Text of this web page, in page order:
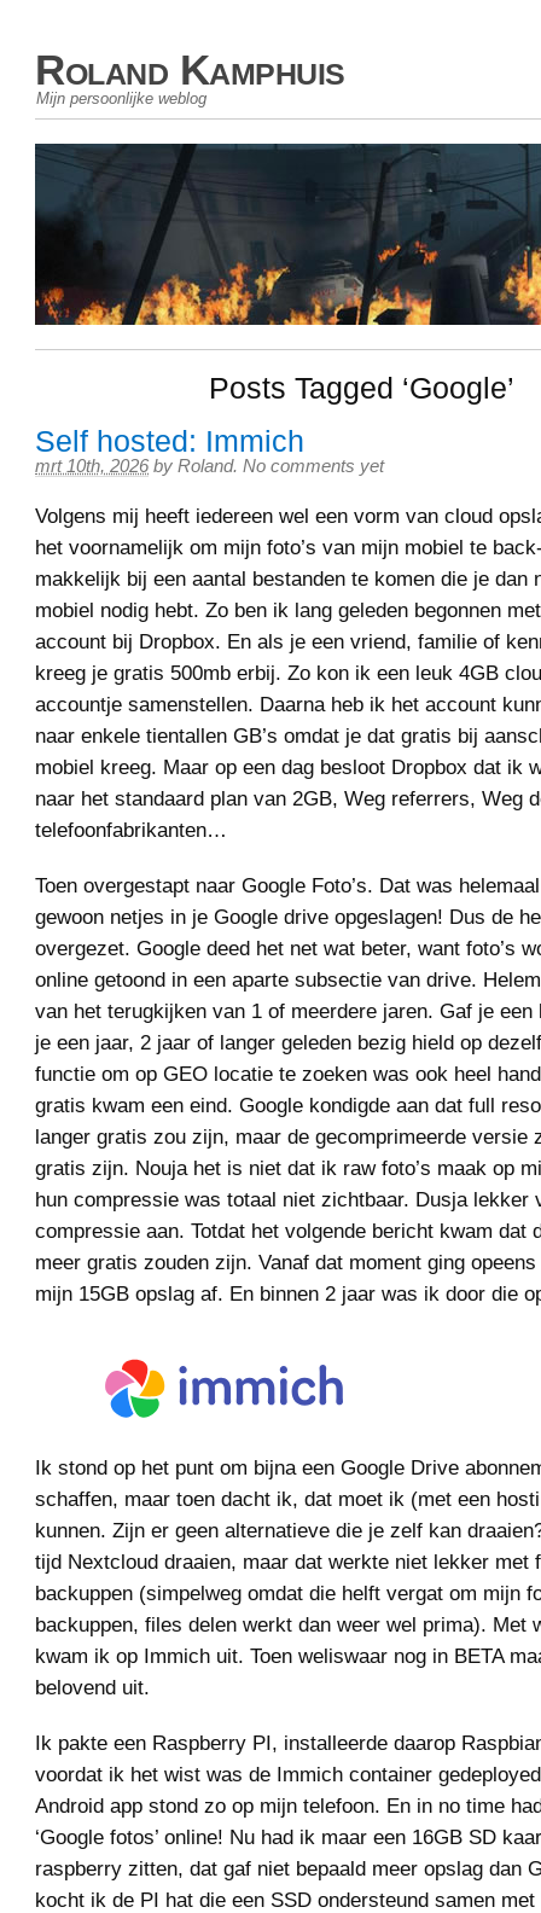
Roland Kamphuis
Mijn persoonlijke weblog
Posts Tagged ‘Google’
Self hosted: Immich
mrt 10th, 2026 by Roland. No comments yet
Volgens mij heeft iedereen wel een vorm van cloud
het voornamelijk om mijn foto’s van mijn mobiel te
makkelijk bij een aantal bestanden te komen die je dan
mobiel nodig hebt. Zo ben ik lang geleden begonnen
account bij Dropbox. En als je een vriend, familie of
kreeg je gratis 500mb erbij. Zo kon ik een leuk 4GB
accountje samenstellen. Daarna heb ik het account
naar enkele tientallen GB’s omdat je dat gratis bij
mobiel kreeg. Maar op een dag besloot Dropbox dat ik
naar het standaard plan van 2GB, Weg referrers, Weg
telefoonfabrikanten…
Toen overgestapt naar Google Foto’s. Dat was
gewoon netjes in je Google drive opgeslagen! Dus de
overgezet. Google deed het net wat beter, want foto’s
online getoond in een aparte subsectie van drive.
van het terugkijken van 1 of meerdere jaren. Gaf je een
je een jaar, 2 jaar of langer geleden bezig hield op
functie om op GEO locatie te zoeken was ook heel
gratis kwam een eind. Google kondigde aan dat full
langer gratis zou zijn, maar de gecomprimeerde versie
gratis zijn. Nouja het is niet dat ik raw foto’s maak op
hun compressie was totaal niet zichtbaar. Dusja lekker
compressie aan. Totdat het volgende bericht kwam dat
meer gratis zouden zijn. Vanaf dat moment ging opeens
mijn 15GB opslag af. En binnen 2 jaar was ik door die
Ik stond op het punt om bijna een Google Drive
schaffen, maar toen dacht ik, dat moet ik (met een
kunnen. Zijn er geen alternatieve die je zelf kan
tijd Nextcloud draaien, maar dat werkte niet lekker met
backuppen (simpelweg omdat die helft vergat om mijn
backuppen, files delen werkt dan weer wel prima). Met
kwam ik op Immich uit. Toen weliswaar nog in BETA
belovend uit.
Ik pakte een Raspberry PI, installeerde daarop
voordat ik het wist was de Immich container
Android app stond zo op mijn telefoon. En in no time
‘Google fotos’ online! Nu had ik maar een 16GB SD
raspberry zitten, dat gaf niet bepaald meer opslag dan
kocht ik de PI hat die een SSD ondersteund samen